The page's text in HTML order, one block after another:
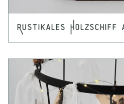
Rustikales Holzschiff